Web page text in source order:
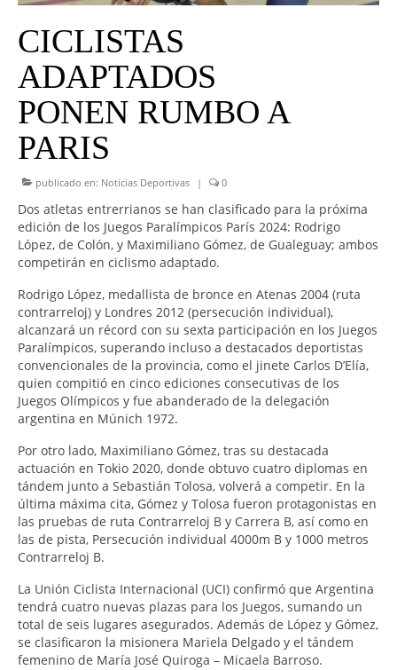
CAD MEDIA
CAD FEDERAL
CICLISTAS
ADAPTADOS
PONEN RUMBO A
PARIS
publicado en: Noticias Deportivas | 0
Dos atletas entrerrianos se han clasificado para la próxima
edición de los Juegos Paralímpicos París 2024: Rodrigo
López, de Colón, y Maximiliano Gómez, de Gualeguay; ambos
competirán en ciclismo adaptado.
Rodrigo López, medallista de bronce en Atenas 2004 (ruta
contrarreloj) y Londres 2012 (persecución individual),
alcanzará un récord con su sexta participación en los Juegos
Paralímpicos, superando incluso a destacados deportistas
convencionales de la provincia, como el jinete Carlos D’Elía,
quien compitió en cinco ediciones consecutivas de los
Juegos Olímpicos y fue abanderado de la delegación
argentina en Múnich 1972.
Por otro lado, Maximiliano Gómez, tras su destacada
actuación en Tokio 2020, donde obtuvo cuatro diplomas en
tándem junto a Sebastián Tolosa, volverá a competir. En la
última máxima cita, Gómez y Tolosa fueron protagonistas en
las pruebas de ruta Contrarreloj B y Carrera B, así como en
las de pista, Persecución individual 4000m B y 1000 metros
Contrarreloj B.
La Unión Ciclista Internacional (UCI) confirmó que Argentina
tendrá cuatro nuevas plazas para los Juegos, sumando un
total de seis lugares asegurados. Además de López y Gómez,
se clasificaron la misionera Mariela Delgado y el tándem
femenino de María José Quiroga – Micaela Barroso.